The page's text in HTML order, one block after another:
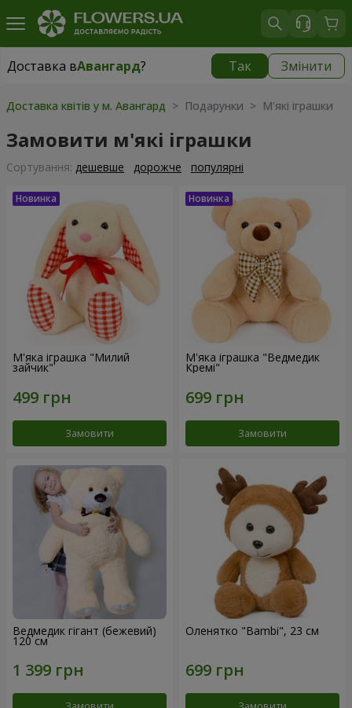
Доставка вАвангард? Так Змінити
Доставка вАвангард|
Доставка квітів у м. Авангард > Подарунки > М'які іграшки
Замовити м'які іграшки
Сортування: дешевше дорожче популярні
М'яка іграшка "Милий
зайчик"
Замовити
М'яка іграшка "Ведмедик
Кремі"
Замовити
Ведмедик гігант (бежевий)
120 см
Оленятко "Bambi", 23 см